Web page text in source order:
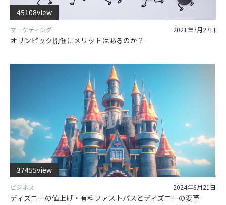
45108view
マーケティング 2021年7月27日
オリンピック開催にメリットはあるのか？
37455view
ビジネス 2024年6月21日
ディズニーの値上げ・有料ファストパスとディズニーの変革